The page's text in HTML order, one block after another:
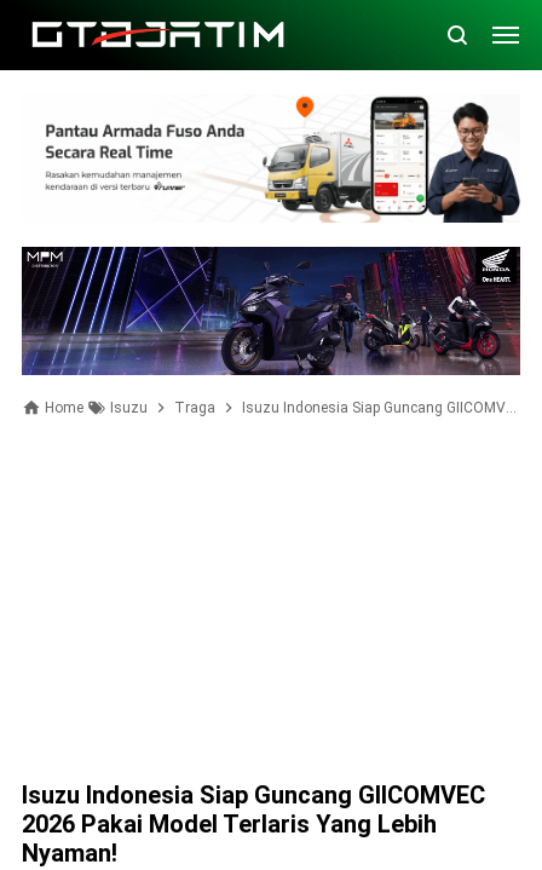
Home Isuzu Traga Isuzu Indonesia Siap Guncang GIICOMVEC 2026 Pakai Model Terlaris yang Lebih Nyaman!
Isuzu Indonesia Siap Guncang GIICOMVEC
2026 Pakai Model Terlaris Yang Lebih
Nyaman!